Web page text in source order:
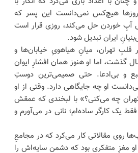
هیچ‌کس نمی‌دانست این پسر که
آبِ خوردن حل می‌کند، روزی قرار است
ایران تبدیل شود.
تهران، میانِ هیاهویِ خیابان‌ها و
گم شد. 24 سال گذشت، اما او هنوز همان افشارِ ایوان
و بی‌ادعا. حتی صمیمی‌ترین دوستِ
او چه جایگاهی دارد. وقتی از او
چه می‌کنی؟» با لبخندی که عمقش
یک کارگر ساده‌ام؛ نانی در می‌آورم و
روی مقالاتی کار می‌کرد که در مجامعِ
مغزِ متفکری بود که دشمن سایه‌اش را